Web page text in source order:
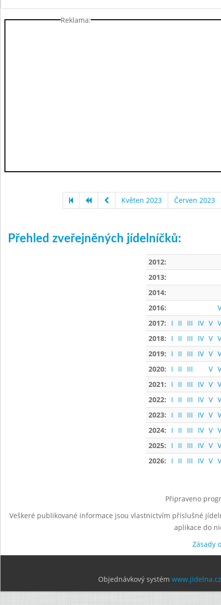
Reklama:
Květen 2023 Červen 2023
Přehled zveřejněných jídelníčků:
2012:
2013:
2014:
2016:
2017:
I II III IV V
2018:
I II III IV V
2019:
I II III IV V
2020:
I II III V
2021:
I II III IV V
2022:
I II III IV V
2023:
I II III IV V
2024:
I II III IV V
2025:
I II III IV V
2026:
I II III IV V
Připraveno
Veškeré publikované informace jsou vlastnictvím příslušné
aplikace do
Zásady
Objednávkový systém www.jidelna.cz